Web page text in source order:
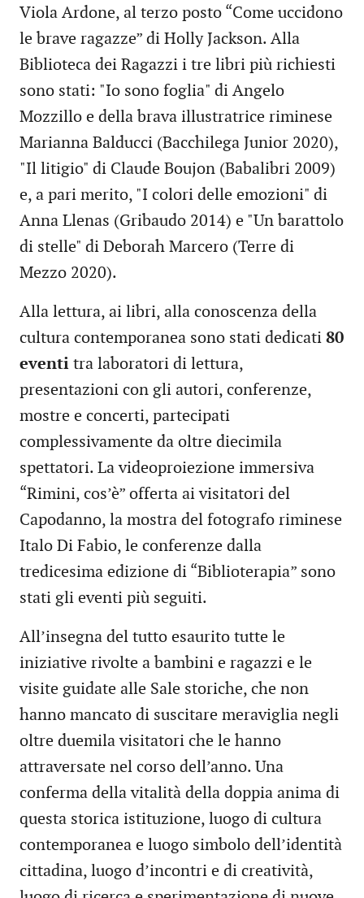
Viola Ardone, al terzo posto “Come uccidono
le brave ragazze” di Holly Jackson. Alla
Biblioteca dei Ragazzi i tre libri più richiesti
sono stati: "Io sono foglia" di Angelo
Mozzillo e della brava illustratrice riminese
Marianna Balducci (Bacchilega Junior 2020),
"Il litigio" di Claude Boujon (Babalibri 2009)
e, a pari merito, "I colori delle emozioni" di
Anna Llenas (Gribaudo 2014) e "Un barattolo
di stelle" di Deborah Marcero (Terre di
Mezzo 2020).
Alla lettura, ai libri, alla conoscenza della
cultura contemporanea sono stati dedicati 80
eventi tra laboratori di lettura,
presentazioni con gli autori, conferenze,
mostre e concerti, partecipati
complessivamente da oltre diecimila
spettatori. La videoproiezione immersiva
“Rimini, cos’è” offerta ai visitatori del
Capodanno, la mostra del fotografo riminese
Italo Di Fabio, le conferenze dalla
tredicesima edizione di “Biblioterapia” sono
stati gli eventi più seguiti.
All’insegna del tutto esaurito tutte le
iniziative rivolte a bambini e ragazzi e le
visite guidate alle Sale storiche, che non
hanno mancato di suscitare meraviglia negli
oltre duemila visitatori che le hanno
attraversate nel corso dell’anno. Una
conferma della vitalità della doppia anima di
questa storica istituzione, luogo di cultura
contemporanea e luogo simbolo dell’identità
cittadina, luogo d’incontri e di creatività,